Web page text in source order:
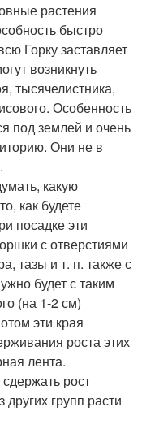
растения
быстро
Горку заставляет
возникнуть
тысячелистника,
Особенность
под землей и очень
Они не в
какую
как будете
посадке эти
с отверстиями
тазы и т. п. также с
будет с таким
(на 1-2 см)
эти края
роста этих
лента.
рост
групп расти